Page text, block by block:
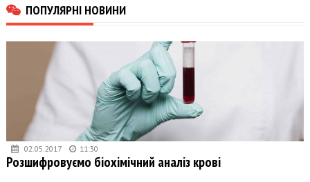
ПОПУЛЯРНІ НОВИНИ
02.05.2017 11:30
Розшифровуємо біохімічний аналіз крові